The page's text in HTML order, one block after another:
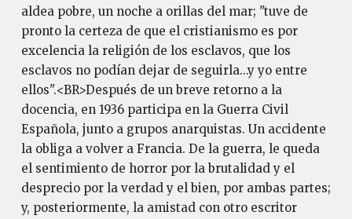
aldea pobre, un noche a orillas del mar; "tuve de
pronto la certeza de que el cristianismo es por
excelencia la religión de los esclavos, que los
esclavos no podían dejar de seguirla...y yo entre
ellos".<BR>Después de un breve retorno a la
docencia, en 1936 participa en la Guerra Civil
Española, junto a grupos anarquistas. Un accidente
la obliga a volver a Francia. De la guerra, le queda
el sentimiento de horror por la brutalidad y el
desprecio por la verdad y el bien, por ambas partes;
y, posteriormente, la amistad con otro escritor